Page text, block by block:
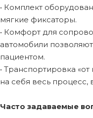
• Комплект
мягкие фиксаторы.
• Комфорт для
автомобили
пациентом.
• Транспортировка
на себя весь процесс,
Часто задаваемые